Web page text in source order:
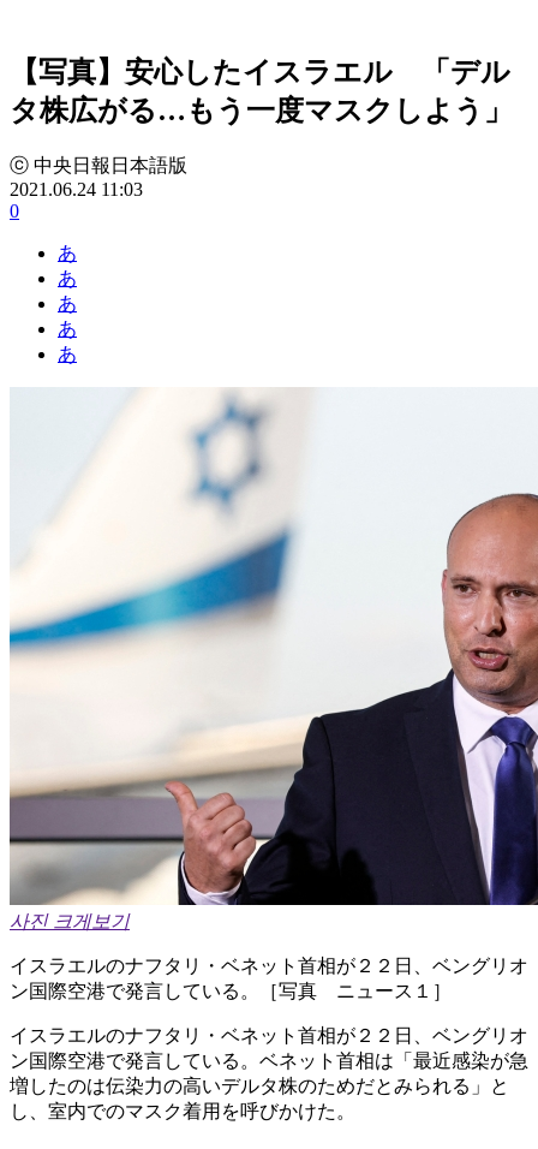
【写真】安心したイスラエル 「デル
タ株広がる…もう一度マスクしよう」
ⓒ 中央日報日本語版
2021.06.24 11:03
0
あ
あ
あ
あ
あ
사진 크게보기
イスラエルのナフタリ・ベネット首相が２２日、ベングリオ
ン国際空港で発言している。［写真 ニュース１］
イスラエルのナフタリ・ベネット首相が２２日、ベングリオ
ン国際空港で発言している。ベネット首相は「最近感染が急
増したのは伝染力の高いデルタ株のためだとみられる」と
し、室内でのマスク着用を呼びかけた。